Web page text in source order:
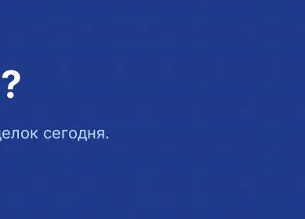
сегодня.